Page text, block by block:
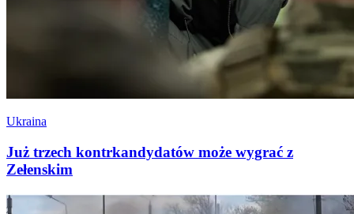
Ukraina
Już trzech kontrkandydatów może wygrać z
Zełenskim